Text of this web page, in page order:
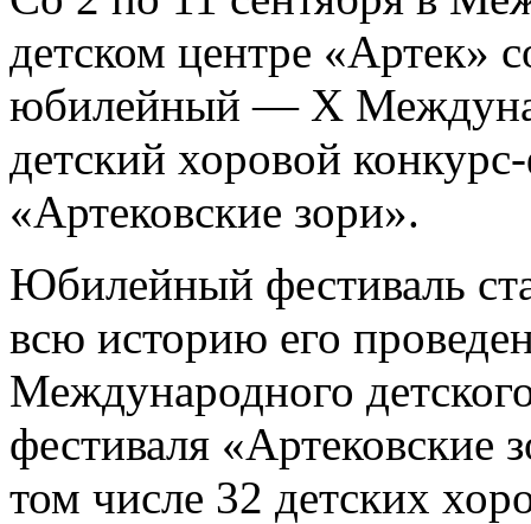
детском центре «Артек»
юбилейный — X
детский хоровой
«Артековские зори».
Юбилейный фестиваль
всю историю его
Международного
фестиваля «Артековские
том числе 32 детских